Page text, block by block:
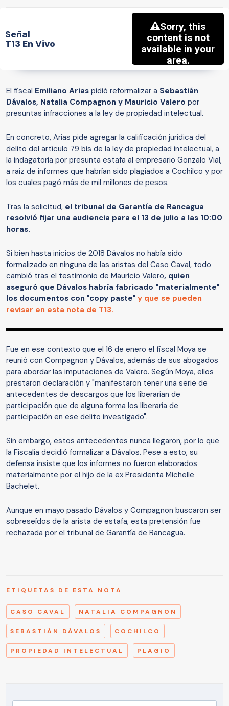
Señal
T13 En Vivo
El fiscal Emiliano Arias pidió reformalizar a Sebastián
Dávalos, Natalia Compagnon y Mauricio Valero por
presuntas infracciones a la ley de propiedad intelectual.
En concreto, Arias pide agregar la calificación jurídica del
delito del artículo 79 bis de la ley de propiedad intelectual, a
la indagatoria por presunta estafa al empresario Gonzalo Vial,
a raíz de informes que habrían sido plagiados a Cochilco y por
los cuales pagó más de mil millones de pesos.
Tras la solicitud, el tribunal de Garantía de Rancagua
resolvió fijar una audiencia para el 13 de julio a las 10:00
horas.
Si bien hasta inicios de 2018 Dávalos no había sido
formalizado en ninguna de las aristas del Caso Caval, todo
cambió tras el testimonio de Mauricio Valero, quien
aseguró que Dávalos habría fabricado "materialmente"
los documentos con "copy paste" y que se pueden
revisar en esta nota de T13.
Fue en ese contexto que el 16 de enero el fiscal Moya se
reunió con Compagnon y Dávalos, además de sus abogados
para abordar las imputaciones de Valero. Según Moya, ellos
prestaron declaración y "manifestaron tener una serie de
antecedentes de descargos que los liberarían de
participación que de alguna forma los liberaría de
participación en ese delito investigado".
Sin embargo, estos antecedentes nunca llegaron, por lo que
la Fiscalía decidió formalizar a Dávalos. Pese a esto, su
defensa insiste que los informes no fueron elaborados
materialmente por el hijo de la ex Presidenta Michelle
Bachelet.
Aunque en mayo pasado Dávalos y Compagnon buscaron ser
sobreseídos de la arista de estafa, esta pretensión fue
rechazada por el tribunal de Garantía de Rancagua.
ETIQUETAS DE ESTA NOTA
CASO CAVAL NATALIA COMPAGNON
SEBASTIÁN DÁVALOS COCHILCO
PROPIEDAD INTELECTUAL PLAGIO